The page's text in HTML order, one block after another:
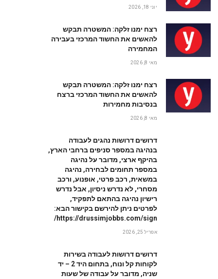
יוני 18, 2026
רצח ימנו זלקה: המשטרה תבקש
להאשים את החשוד המרכזי בעבירה
המחמירה
מאי 8, 2026
רצח ימנו זלקה: המשטרה תבקש
להאשים את החשוד המרכזי ברצח
בנסיבות מחמירות
מאי 8, 2026
דרושים דרושות נהגים לעבודה
בנהיגה במספר סניפים ברחבי הארץ,
בהיקף ארצי, מדובר על נהיגה
במספר תחומים לבחירה, נהיגה
במשאית, רכב פרטי, אופנוע, ורכב
מסחרי, לא נדרש ניסיון, אבל נדרש
רישיון נהיגה בהתאם לתפקיד,
לפרטים ניתן להירשם בקישור הבא:
https://drussimjobbs.com/sign/
אפריל 25, 2026
דרושים דרושות לעבודה בשירות
לקוחות קל ונוח, בתחום היד 2 – יד
שניה, מדובר על עבודה של שעות